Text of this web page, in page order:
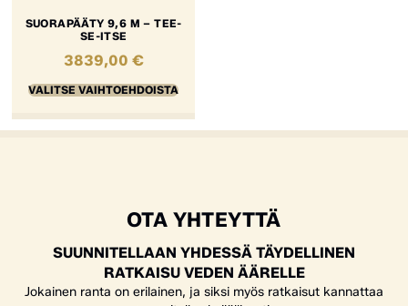
SUORAPÄÄTY 9,6 M – TEE-
SE-ITSE
3839,00 €
VALITSE VAIHTOEHDOISTA
OTA YHTEYTTÄ
SUUNNITELLAAN YHDESSÄ TÄYDELLINEN
RATKAISU VEDEN ÄÄRELLE
Jokainen ranta on erilainen, ja siksi myös ratkaisut kannattaa